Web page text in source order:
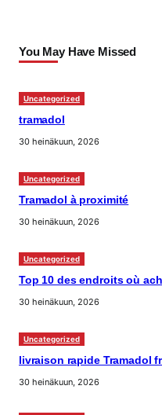
You May Have Missed
Uncategorized
tramadol
30 heinäkuun, 2026
Uncategorized
Tramadol à proximité
30 heinäkuun, 2026
Uncategorized
Top 10 des endroits où
30 heinäkuun, 2026
Uncategorized
livraison rapide Tramadol
30 heinäkuun, 2026